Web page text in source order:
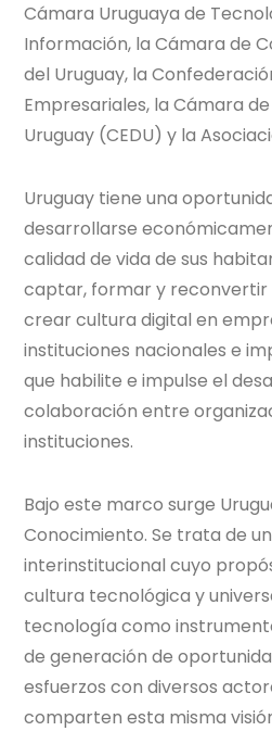
Cámara Uruguaya de
Información, la Cámara de
del Uruguay, la
Empresariales, la Cámara
Uruguay (CEDU) y la
Uruguay tiene una
desarrollarse
calidad de vida de sus
captar, formar y reconvertir
crear cultura digital en
instituciones nacionales e
que habilite e impulse el
colaboración entre
instituciones.
Bajo este marco surge
Conocimiento. Se trata de
interinstitucional cuyo
cultura tecnológica y
tecnología como
de generación de
esfuerzos con diversos
comparten esta misma